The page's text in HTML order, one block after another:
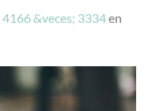
4166 &veces; 3334en